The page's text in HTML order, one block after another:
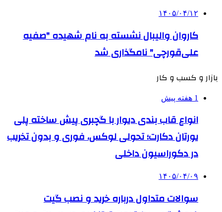
۱۴۰۵/۰۴/۱۲
کاروان والیبال نشسته به نام شهیده "صفیه
علی‌قورچی" نامگذاری شد
بازار و کسب و کار
1 هفته پیش
انواع قاب بندی دیوار با گچبری پیش ساخته پلی
یورتان دکارت؛ تحولی لوکس، فوری و بدون تخریب
در دکوراسیون داخلی
۱۴۰۵/۰۴/۰۹
سوالات متداول درباره خرید و نصب گیت